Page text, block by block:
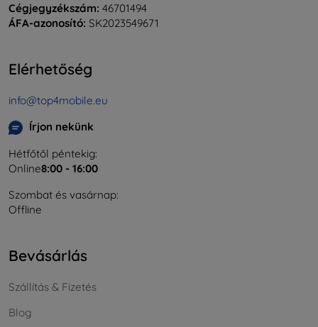
Cégjegyzékszám: 46701494
ÁFA-azonosító: SK2023549671
Elérhetőség
info@top4mobile.eu
Írjon nekünk
Hétfőtől péntekig:
Online8:00 - 16:00
Szombat és vasárnap:
Offline
Bevásárlás
Szállítás & Fizetés
Blog